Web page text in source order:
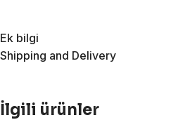
Ek bilgi
Shipping and Delivery
İlgili ürünler